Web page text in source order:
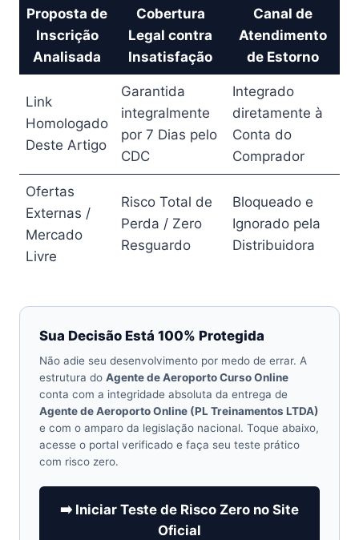
Proposta de
Inscrição
Analisada
Cobertura
Legal contra
Insatisfação
Canal de
Atendimento
de Estorno
Link
Homologado
Deste Artigo
Garantida
integralmente
por 7 Dias pelo
CDC
Integrado
diretamente à
Conta do
Comprador
Ofertas
Externas /
Mercado
Livre
Risco Total de
Perda / Zero
Resguardo
Bloqueado e
Ignorado pela
Distribuidora
Sua Decisão Está 100% Protegida
Não adie seu desenvolvimento por medo de errar. A
estrutura do Agente de Aeroporto Curso Online
conta com a integridade absoluta da entrega de
Agente de Aeroporto Online (PL Treinamentos LTDA)
e com o amparo da legislação nacional. Toque abaixo,
acesse o portal verificado e faça seu teste prático
com risco zero.
➡️ Iniciar Teste de Risco Zero no Site
Oficial